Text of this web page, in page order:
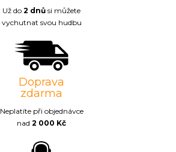
Už do 2 dnů si můžete
vychutnat svou hudbu
Doprava
zdarma
Neplatíte při objednávce
nad 2 000 Kč